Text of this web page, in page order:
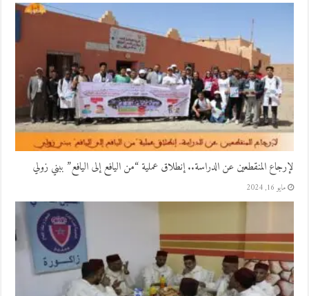
لإرجاع المنقطعين عن الدراسة.. إنطلاق عملية “من اليافع إلى اليافع” ببني زولي
مايو 16, 2024